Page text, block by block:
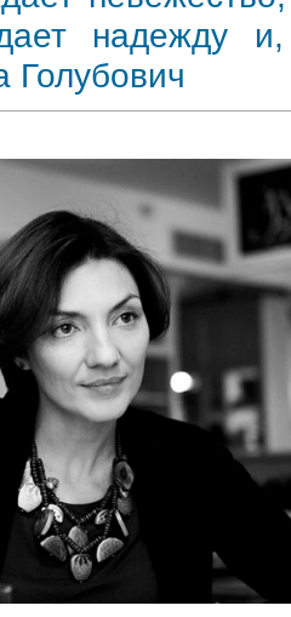
надежду и,
Голубович